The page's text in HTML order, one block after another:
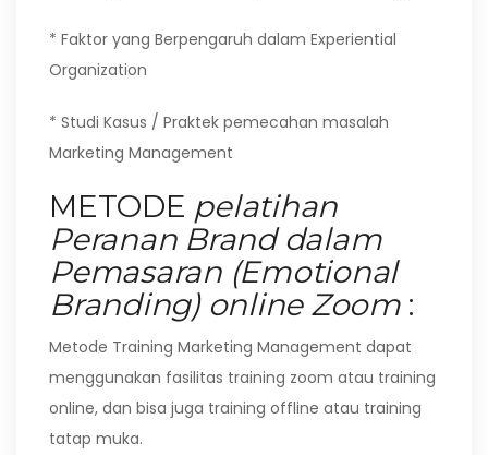
* Faktor yang Berpengaruh dalam Experiential
Organization
* Studi Kasus / Praktek pemecahan masalah
Marketing Management
METODE pelatihan
Peranan Brand dalam
Pemasaran (Emotional
Branding) online Zoom:
Metode Training Marketing Management dapat
menggunakan fasilitas training zoom atau training
online, dan bisa juga training offline atau training
tatap muka.